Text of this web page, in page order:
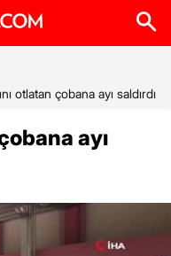
otlatan çobana ayı saldırdı
ayı